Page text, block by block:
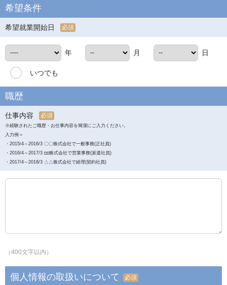
希望条件
希望就業開始日 必須
年 月 日
いつでも
職歴
仕事内容 必須
※経験されたご職歴・お仕事内容を簡潔にご入力ください。
入力例＞
・2015/4～2016/3 〇〇株式会社で一般事務(正社員)
・2016/4～2017/3 □□株式会社で営業事務(派遣社員)
・2017/4～2018/3 △△株式会社で経理(契約社員)
（400文字以内）
個人情報の取扱いについて 必須